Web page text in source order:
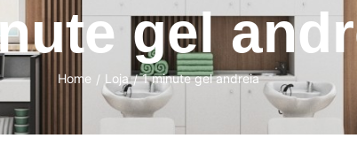
gel
Home / Loja / 1 minute gel andreia